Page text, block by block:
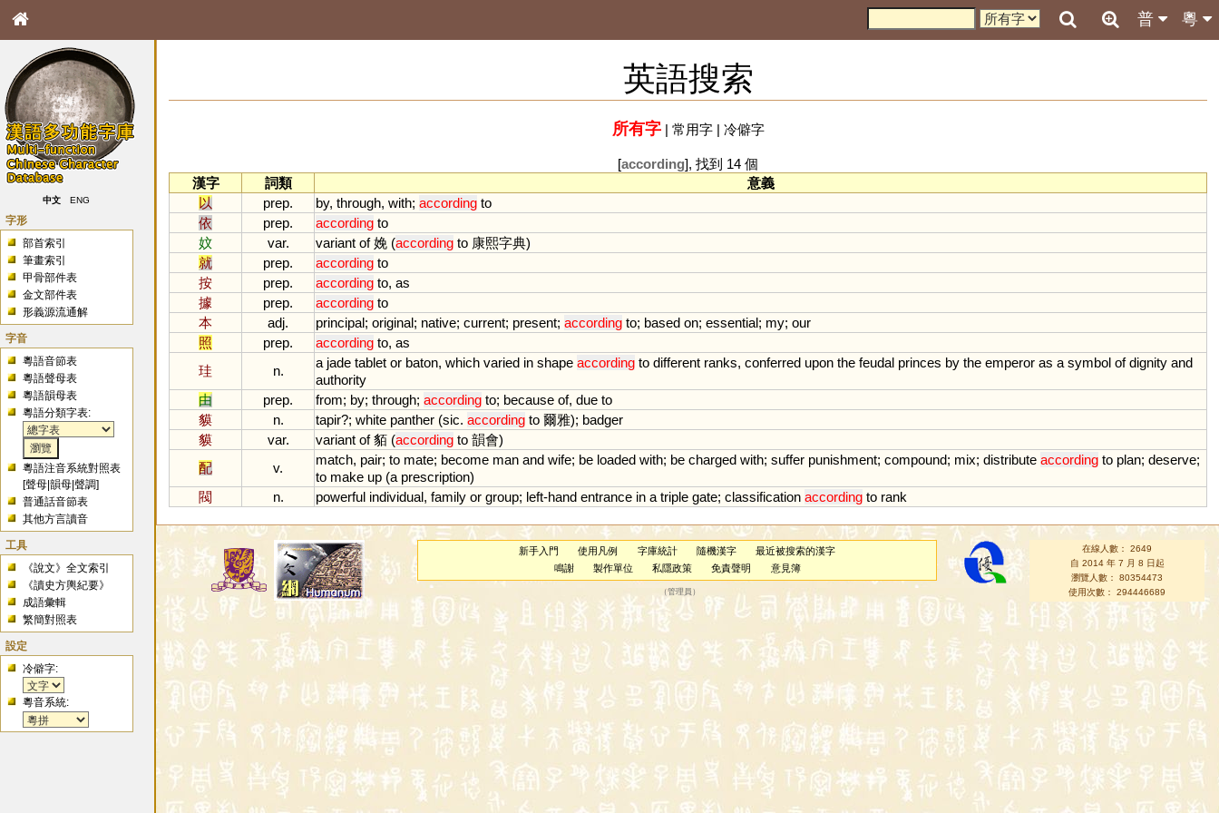
粵
普
中文 ENG
字形
部首索引
筆畫索引
甲骨部件表
金文部件表
形義源流通解
字音
粵語音節表
粵語聲母表
粵語韻母表
粵語分類字表:
粵語注音系統對照表
[聲母 |韻母 |聲調]
普通話音節表
其他方言讀音
工具
《說文》全文索引
《讀史方輿紀要》
成語彙輯
繁簡對照表
設定
冷僻字:
粵音系統:
英語搜索
所有字| 常用字| 冷僻字
[according], 找到 14 個
漢字
詞類
意義
以
prep. by, through, with; according to
依
prep. according to
妏
var. variant of娩 (according to 康熙字典)
就
prep. according to
按
prep. according to, as
據
prep. according to
本
adj. principal; original; native; current; present; according to; based on; essential; my; our
照
prep. according to, as
珪
n.
a jade tablet or baton, which varied in shape according to different ranks, conferred upon the feudal princes by the emperor as a symbol of dignity and
authority
由
prep. from; by; through; according to; because of, due to
貘
n. tapir?; white panther (sic. according to 爾雅); badger
貘
var. variant of貊 (according to 韻會)
配
v.
match, pair; to mate; become man and wife; be loaded with; be charged with; suffer punishment; compound; mix; distribute according to plan; deserve;
to make up (a prescription)
閥
n. powerful individual, family or group; left-hand entrance in a triple gate; classification according to rank
新手入門 使用凡例 字庫統計 隨機漢字
最近被搜索的漢字
鳴謝
製作單位 私隱政策 免責聲明 意見簿
（管理員 ）
在線人數： 2649
自 2014 年 7 月 8 日起
瀏覽人數： 80354473
使用次數： 294446689